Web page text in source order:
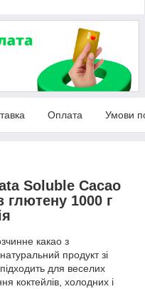
Оплата Умови
Soluble Cacao
1000 г
какао з
продукт зі
для веселих
коктейлів, холодних і